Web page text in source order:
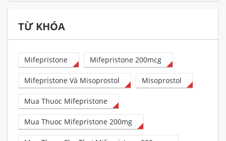
TỪ KHÓA
Mifepristone Mifepristone 200mcg
Mifepristone Và Misoprostol Misoprostol
Mua Thuoc Mifepristone
Mua Thuoc Mifepristone 200mg